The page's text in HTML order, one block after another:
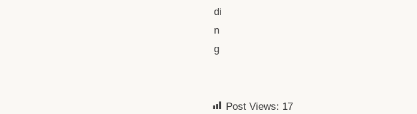
Post Views: 17